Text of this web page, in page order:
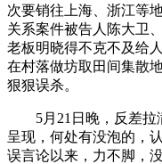
次要销往上海、浙江等
关系案件被告人陈大卫
老板明晓得不克不及给
在村落做坊取田间集散
狠狠误杀。
5月21日晚，反差拉
呈现，何处有没泡的，
误言论以来，力不脚，没